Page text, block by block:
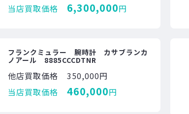
当店買取価格
6,300,000円
フランクミュラー 腕時計 カサブランカ
ノアール 8885CCCDTNR
他店買取価格
350,000円
当店買取価格
460,000円